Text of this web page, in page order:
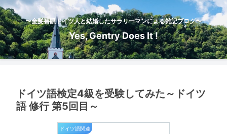
〜金髪碧眼ドイツ人と結婚したサラリーマンによる雑記ブログ〜
Yes, Gentry Does It !
ドイツ語検定4級を受験してみた～ドイツ
語 修行 第5回目～
ドイツ語関連